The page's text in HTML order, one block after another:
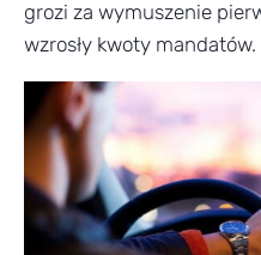
grozi za wymuszenie
wzrosły kwoty mandatów.